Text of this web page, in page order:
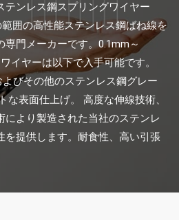
テンレス鋼スプリングワイヤー
囲の高性能ステンレス鋼ばね線を
門メーカーです。0.1mm～
イヤーは以下で入手可能です。
びその他のステンレス鋼グレー
な表面仕上げ。 高度な伸線技術、
により製造された当社のステンレ
を提供します。耐食性、高い引張